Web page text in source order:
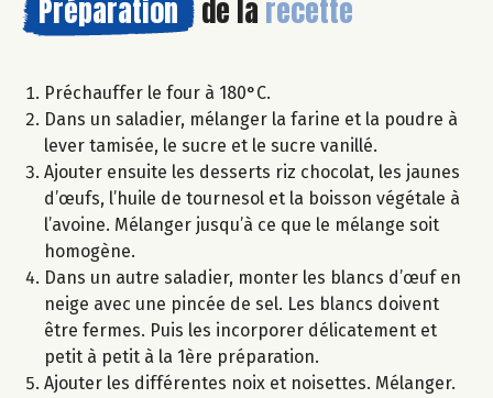
Préparation de la recette
Préchauffer le four à 180°C.
Dans un saladier, mélanger la farine et la poudre à
lever tamisée, le sucre et le sucre vanillé.
Ajouter ensuite les desserts riz chocolat, les jaunes
d’œufs, l’huile de tournesol et la boisson végétale à
l’avoine. Mélanger jusqu’à ce que le mélange soit
homogène.
Dans un autre saladier, monter les blancs d’œuf en
neige avec une pincée de sel. Les blancs doivent
être fermes. Puis les incorporer délicatement et
petit à petit à la 1ère préparation.
Ajouter les différentes noix et noisettes. Mélanger.